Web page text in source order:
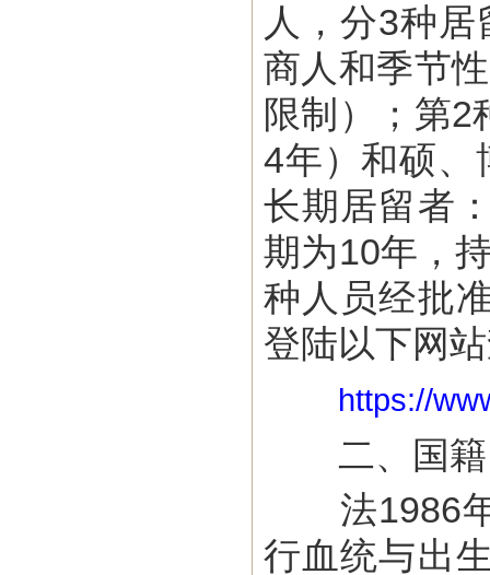
人，分3种
商人和季节
限制）；第2
4年）和硕、
长期居留者
期为10年，
种人员经批
登陆以下网
https://
二、国籍
法1986年
行血统与出